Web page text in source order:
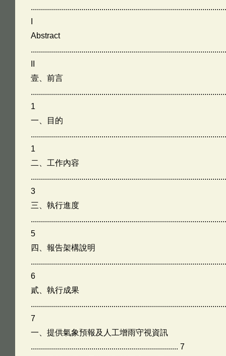
Abstract
壹、前言
1
一、目的
1
二、工作內容
3
三、執行進度
5
四、報告架構說明
6
貳、執行成果
7
一、提供氣象預報及人工增雨守視資訊
......................................................................... 7